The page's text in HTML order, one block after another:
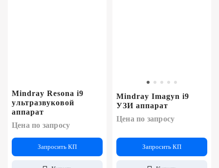
Mindray Resona i9
ультразвуковой
аппарат
Цена по запросу
Запросить КП
Mindray Imagyn i9
УЗИ аппарат
Цена по запросу
Запросить КП